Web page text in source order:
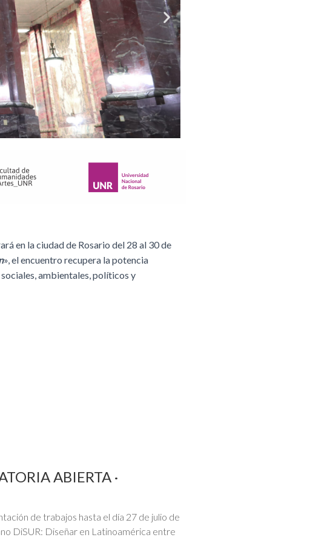
en la ciudad de Rosario del 28 al 30 de
», el encuentro recupera la potencia
ambientales, políticos y
ABIERTA ·
de trabajos hasta el día 27 de julio de
DiSUR: Diseñar en Latinoamérica entre